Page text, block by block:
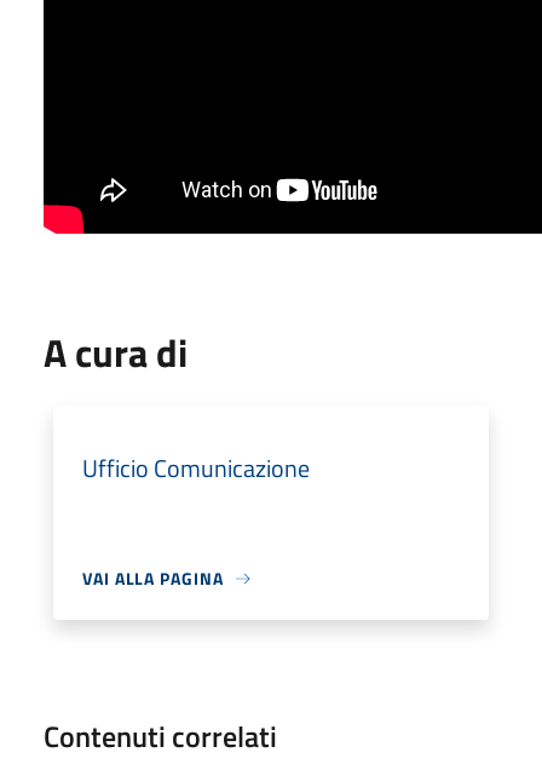
A cura di
Ufficio Comunicazione
VAI ALLA PAGINA
Contenuti correlati